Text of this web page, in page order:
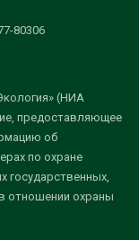
80306
(НИА
предоставляющее
об
по охране
государственных,
отношении охраны